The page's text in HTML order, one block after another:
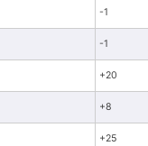
-1
-1
+20
+8
+25